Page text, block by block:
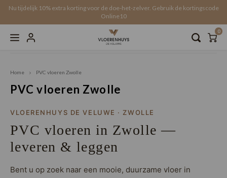
Hoofdmenu / vloeren
Actuele aanbiedingen!
Plak PVC
Click PVC
Hoofdmenu / vloerkleden
VTwonen
Rechthoekig
Organisch / ovaal
Hoofdmenu / accessoires
Ondervloer
schoonmaak & onderhoud
Wandpanelen
Hoofdmenu / traprenovatie
Offerte traprenovatie
Overzettreden
Traptreden set
Hoofdmenu / service & diensten
Offerte vloerverwarming
Gratis stalen aanvragen
Nu tijdelijk 10% extra korting voor de doe-het-zelver. Gebruik de kortingscode
Online10
0
Vakkundige legservice
Home PVC vloeren Zwolle
PVC vloeren Zwolle
VLOERENHUYS DE VELUWE · ZWOLLE
PVC vloeren in Zwolle —
leveren & leggen
Bent u op zoek naar een mooie, duurzame vloer in